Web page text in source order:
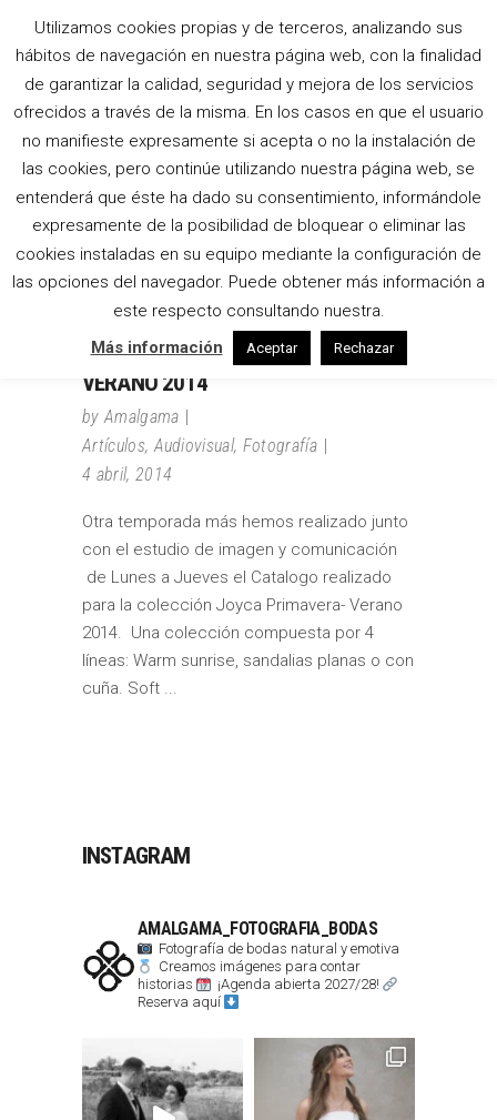
SANDALIAS TAG
COLECCIÓN JOYCA PRIMAVERA-
VERANO 2014
byAmalgama
Artículos,Audiovisual, Fotografía
4 abril, 2014
Otra temporada más hemos realizado junto
con el estudio de imagen y comunicación
de Lunes a Jueves el Catalogo realizado
para la colección Joyca Primavera- Verano
2014. Una colección compuesta por 4
líneas: Warm sunrise, sandalias planas o con
cuña. Soft
INSTAGRAM
AMALGAMA_FOTOGRAFIA_BODAS
Fotografía de bodas natural y emotiva
Creamos imágenes para contar
historias
¡Agenda abierta 2027/28!
Reserva aquí
Utilizamos cookies propias y de terceros, analizando sus
hábitos de navegación en nuestra página web, con la finalidad
de garantizar la calidad, seguridad y mejora de los servicios
ofrecidos a través de la misma. En los casos en que el usuario
no manifieste expresamente si acepta o no la instalación de
las cookies, pero continúe utilizando nuestra página web, se
entenderá que éste ha dado su consentimiento, informándole
expresamente de la posibilidad de bloquear o eliminar las
cookies instaladas en su equipo mediante la configuración de
las opciones del navegador. Puede obtener más información a
este respecto consultando nuestra.
Más información
Aceptar Rechazar